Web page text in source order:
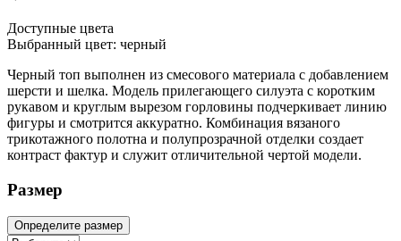
Доступные цвета
Выбранный цвет: черный
Черный топ выполнен из смесового материала с добавлением
шерсти и шелка. Модель прилегающего силуэта с коротким
рукавом и круглым вырезом горловины подчеркивает линию
фигуры и смотрится аккуратно. Комбинация вязаного
трикотажного полотна и полупрозрачной отделки создает
контраст фактур и служит отличительной чертой модели.
Размер
Определите размер